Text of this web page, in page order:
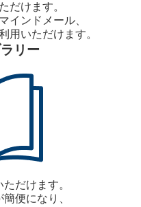
だけます。
インドメール、
用いただけます。
リー
だけます。
便になり、